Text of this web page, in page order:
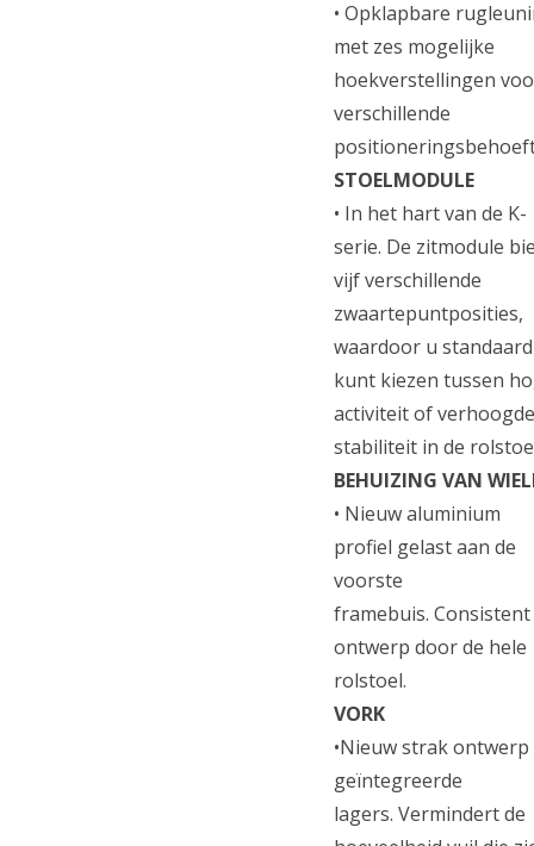
• Opklapbare
met zes mogelijke
hoekverstellingen
verschillende
STOELMODULE
• In het hart van de K-
serie. De zitmodule
vijf verschillende
zwaartepuntposities,
waardoor u standaard
kunt kiezen tussen
activiteit of verhoogde
stabiliteit in de
BEHUIZING VAN
• Nieuw aluminium
profiel gelast aan de
voorste
framebuis. Consistent
ontwerp door de hele
rolstoel.
VORK
•Nieuw strak ontwerp
geïntegreerde
lagers. Vermindert de